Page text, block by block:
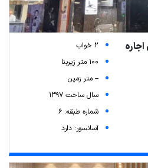
2 خواب
100 متر زیربنا
-- متر زمین
سال ساخت 1397
شماره طبقه: 6
آسانسور: دارد